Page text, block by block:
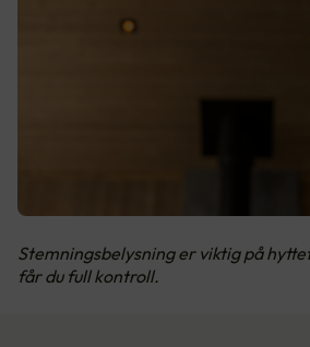
Stemningsbelysning er viktig på
får du full kontroll.